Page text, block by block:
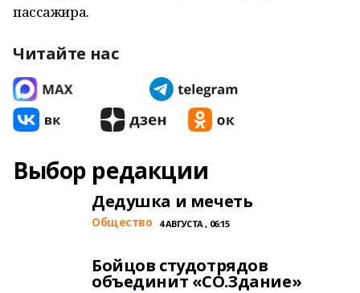
пассажира.
Читайте нас
Выбор редакции
Дедушка и мечеть
Общество 4 АВГУСТА , 06:15
Бойцов студотрядов
объединит «СО.Здание»